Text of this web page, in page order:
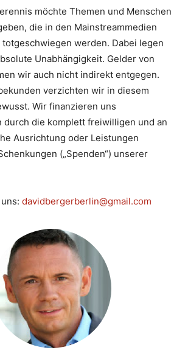
möchte Themen und Menschen
die in den Mainstreammedien
werden. Dabei legen
Unabhängigkeit. Gelder von
wir auch nicht indirekt entgegen.
verzichten wir in diesem
Wir finanzieren uns
durch die komplett freiwilligen und an
Ausrichtung oder Leistungen
(„Spenden“) unserer
davidbergerberlin@gmail.com